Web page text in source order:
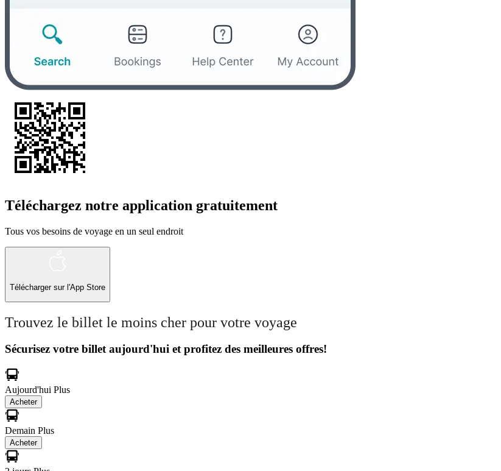
Téléchargez notre application gratuitement
Tous vos besoins de voyage en un seul endroit
Télécharger sur l'App Store
Trouvez le billet le moins cher pour votre voyage
Sécurisez votre billet aujourd'hui et profitez des meilleures offres!
Aujourd'hui Plus
Acheter
Demain Plus
Acheter